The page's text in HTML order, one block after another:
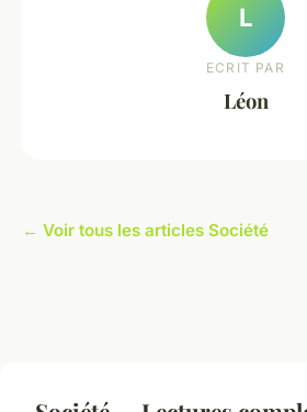
L
ECRIT PAR
Léon
← Voir tous les articles Société